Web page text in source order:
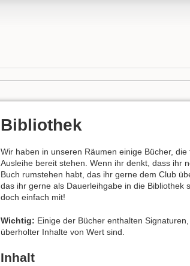
Bibliothek
Wir haben in unseren Räumen einige Bücher,
Ausleihe bereit stehen. Wenn ihr denkt, dass ihr
Buch rumstehen habt, das ihr gerne dem Club
das ihr gerne als Dauerleihgabe in die Bibliothek
doch einfach mit!
Wichtig: Einige der Bücher enthalten
überholter Inhalte von Wert sind.
Inhalt